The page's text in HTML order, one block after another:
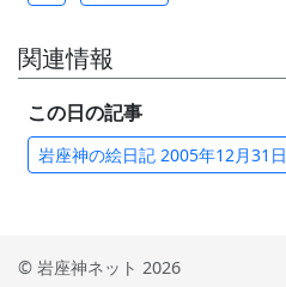
関連情報
この日の記事
岩座神の絵日記 2005年12月31日
© 岩座神ネット 2026